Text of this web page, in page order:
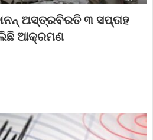
ଅସ୍ତ୍ରବିରତି ୩ ସପ୍ତାହ
ଆକ୍ରମଣ